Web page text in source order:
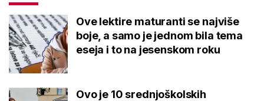
Ove lektire maturanti se najviše
boje, a samo je jednom bila tema
eseja i to na jesenskom roku
Ovo je 10 srednjoškolskih